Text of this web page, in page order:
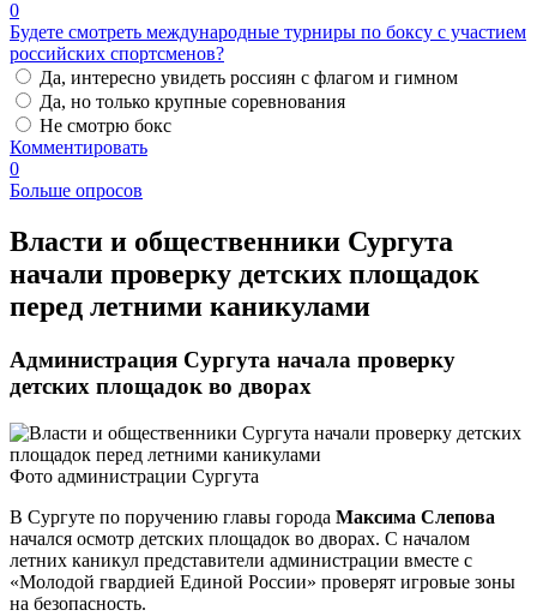
0
Будете смотреть международные турниры по боксу с участием
российских спортсменов?
Да, интересно увидеть россиян с флагом и гимном
Да, но только крупные соревнования
Не смотрю бокс
Комментировать
0
Больше опросов
Власти и общественники Сургута
начали проверку детских площадок
перед летними каникулами
Администрация Сургута начала проверку
детских площадок во дворах
Фото администрации Сургута
В Сургуте по поручению главы города Максима Слепова
начался осмотр детских площадок во дворах. С началом
летних каникул представители администрации вместе с
«Молодой гвардией Единой России» проверят игровые зоны
на безопасность.